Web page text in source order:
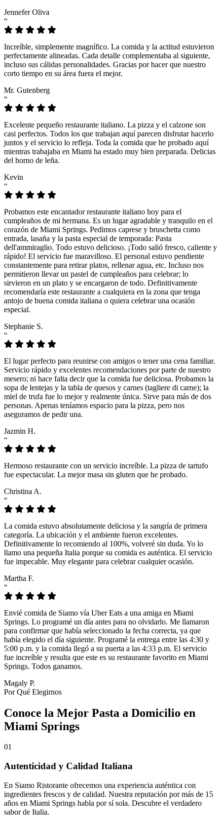
Jennefer Oliva
“
Increíble, simplemente magnífico. La comida y la actitud estuvieron
perfectamente alineadas. Cada detalle complementaba al siguiente,
incluso sus cálidas personalidades. Gracias por hacer que nuestro
corto tiempo en su área fuera el mejor.
Mr. Gutenberg
“
Excelente pequeño restaurante italiano. La pizza y el calzone son
casi perfectos. Todos los que trabajan aquí parecen disfrutar hacerlo
juntos y el servicio lo refleja. Toda la comida que he probado aquí
mientras trabajaba en Miami ha estado muy bien preparada. Delicias
del horno de leña.
Kevin
“
Probamos este encantador restaurante italiano hoy para el
cumpleaños de mi hermana. Es un lugar agradable y tranquilo en el
corazón de Miami Springs. Pedimos caprese y bruschetta como
entrada, lasaña y la pasta especial de temporada: Pasta
dell'ammiraglio. Todo estuvo delicioso. ¡Todo salió fresco, caliente y
rápido! El servicio fue maravilloso. El personal estuvo pendiente
constantemente para retirar platos, rellenar agua, etc. Incluso nos
permitieron llevar un pastel de cumpleaños para celebrar; lo
sirvieron en un plato y se encargaron de todo. Definitivamente
recomendaría este restaurante a cualquiera en la zona que tenga
antojo de buena comida italiana o quiera celebrar una ocasión
especial.
Stephanie S.
“
El lugar perfecto para reunirse con amigos o tener una cena familiar.
Servicio rápido y excelentes recomendaciones por parte de nuestro
mesero; ni hace falta decir que la comida fue deliciosa. Probamos la
sopa de lentejas y la tabla de quesos y carnes (tagliere di carne); la
miel de trufa fue lo mejor y realmente única. Sirve para más de dos
personas. Apenas teníamos espacio para la pizza, pero nos
aseguramos de pedir una.
Jazmin H.
“
Hermoso restaurante con un servicio increíble. La pizza de tartufo
fue espectacular. La mejor masa sin gluten que he probado.
Christina A.
“
La comida estuvo absolutamente deliciosa y la sangría de primera
categoría. La ubicación y el ambiente fueron excelentes.
Definitivamente lo recomiendo al 100%, volveré sin duda. Yo lo
llamo una pequeña Italia porque su comida es auténtica. El servicio
fue impecable. Muy elegante para celebrar cualquier ocasión.
Martha F.
“
Envié comida de Siamo vía Uber Eats a una amiga en Miami
Springs. Lo programé un día antes para no olvidarlo. Me llamaron
para confirmar que había seleccionado la fecha correcta, ya que
había elegido el día siguiente. Programé la entrega entre las 4:30 y
5:00 p.m. y la comida llegó a su puerta a las 4:33 p.m. El servicio
fue increíble y resulta que este es su restaurante favorito en Miami
Springs. Todos ganamos.
Magaly P.
Por Qué Elegirnos
Conoce la Mejor Pasta a Domicilio en
Miami Springs
01
Autenticidad y Calidad Italiana
En Siamo Ristorante ofrecemos una experiencia auténtica con
ingredientes frescos y de calidad. Nuestra reputación por más de 15
años en Miami Springs habla por sí sola. Descubre el verdadero
sabor de Italia.